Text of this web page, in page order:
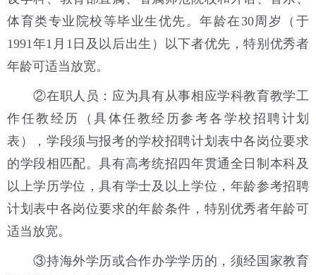
体育类专业院校等毕业生优先。年龄在30周岁（于
1991年1月1日及以后出生）以下者优先，特别优秀者
年龄可适当放宽。
②在职人员：应为具有从事相应学科教育教学工
作任教经历（具体任教经历参考各学校招聘计划
表），学段须与报考的学校招聘计划表中各岗位要求
的学段相匹配。具有高考统招四年贯通全日制本科及
以上学历学位，具有学士及以上学位，年龄参考招聘
计划表中各岗位要求的年龄条件，特别优秀者年龄可
适当放宽。
③持海外学历或合作办学学历的，须经国家教育